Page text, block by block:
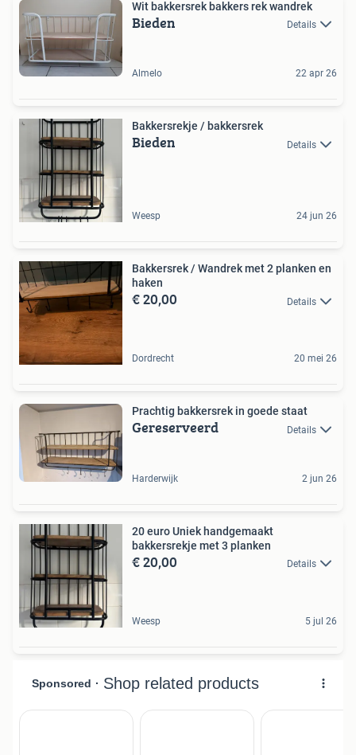
Wit bakkersrek bakkers rek wandrek
Bieden Details
Almelo 22 apr 26
Bakkersrekje / bakkersrek
Bieden Details
Weesp 24 jun 26
Bakkersrek / Wandrek met 2 planken en
haken
€ 20,00 Details
Dordrecht 20 mei 26
Prachtig bakkersrek in goede staat
Gereserveerd Details
Harderwijk 2 jun 26
20 euro Uniek handgemaakt
bakkersrekje met 3 planken
€ 20,00 Details
Weesp 5 jul 26